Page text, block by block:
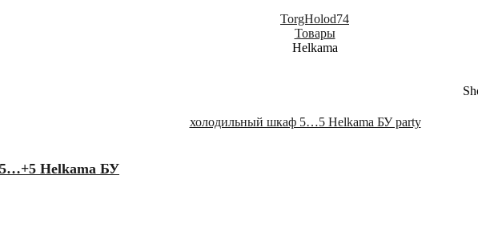
TorgHolod74
Товары
Helkama
Helkama БУ